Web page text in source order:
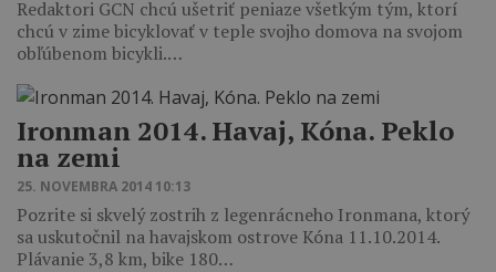
Redaktori GCN chcú ušetriť peniaze všetkým tým, ktorí
chcú v zime bicyklovať v teple svojho domova na svojom
obľúbenom bicykli.…
Ironman 2014. Havaj, Kóna. Peklo
na zemi
25. NOVEMBRA 2014 10:13
Pozrite si skvelý zostrih z legenrácneho Ironmana, ktorý
sa uskutočnil na havajskom ostrove Kóna 11.10.2014.
Plávanie 3,8 km, bike 180…